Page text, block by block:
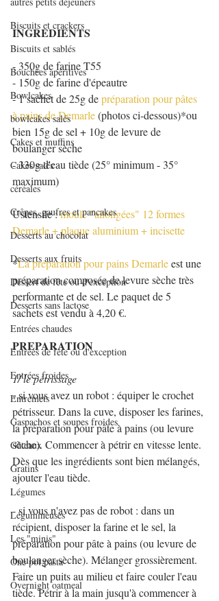
Biscuits et crackers
Biscuits et sablés
Bouchées apéritives
Bowlcakes
bowlcakes salés
Cakes et muffins
Cakes salés
céréales
Crêpes, gaufres et pancakes
Desserts au chocolat
Desserts aux fruits
Dessert de fête ou d'exception
Desserts sans lactose
Entrées chaudes
Entrées de fête ou d'exception
Entrées froides
Entremets
Gaspachos et soupes froides
Gâteaux
Gratins
Légumes
Légumineuses
Les "minis"
One pot pasta
Overnight oatmeal
INGREDIENTS
- 350g de farine T55
- 150g de farine d'épeautre
- 1 sachet de 25g de préparation pour pâtes
à pains de Demarle (photos ci-dessous)*ou
bien 15g de sel + 10g de levure de
boulanger sèche
- 330g d'eau tiède (25° minimum - 35°
maximum)
Ustensile : moule "allongées" 12 formes
Demarle + plaque aluminium + incisette
*La préparation pour pains Demarle est une
préparation composée de levure sèche très
performante et de sel. Le paquet de 5
sachets est vendu à 4,20 €.
PREPARATION
1/ le pétrissage
- si vous avez un robot : équiper le crochet
pétrisseur. Dans la cuve, disposer les farines,
la préparation pour pâte à pains (ou levure
sèche). Commencer à pétrir en vitesse lente.
Dès que les ingrédients sont bien mélangés,
ajouter l'eau tiède.
- si vous n'avez pas de robot : dans un
récipient, disposer la farine et le sel, la
préparation pour pâte à pains (ou levure de
boulanger sèche). Mélanger grossièrement.
Faire un puits au milieu et faire couler l'eau
tiède. Pétrir à la main jusqu'à commencer à